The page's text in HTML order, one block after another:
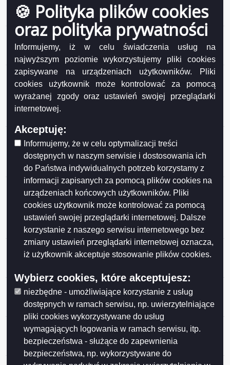
🍪 Polityka plików cookies
oraz polityka prywatności
Informujemy, iż w celu świadczenia usług na
najwyższym poziomie wykorzystujemy pliki cookies
zapisywane na urządzeniach użytkowników. Pliki
cookies użytkownik może kontrolować za pomocą
wyrażanej zgody oraz ustawień swojej przeglądarki
internetowej.
Akceptuję:
Informujemy, że w celu optymalizacji treści
dostępnych w naszym serwisie i dostosowania ich
do Państwa indywidualnych potrzeb korzystamy z
informacji zapisanych za pomocą plików cookies na
urządzeniach końcowych użytkowników. Pliki
cookies użytkownik może kontrolować za pomocą
ustawień swojej przeglądarki internetowej. Dalsze
korzystanie z naszego serwisu internetowego bez
zmiany ustawień przeglądarki internetowej oznacza,
iż użytkownik akceptuje stosowanie plików cookies.
Wybierz cookies, które akceptujesz:
niezbędne - umożliwiające korzystanie z usług
dostępnych w ramach serwisu, np. uwierzytelniające
pliki cookies wykorzystywane do usług
wymagających logowania w ramach serwisu, itp.
bezpieczeństwa - służące do zapewnienia
bezpieczeństwa, np. wykorzystywane do
przeznaczonych do sprzedaży w drodze
bezprzetargowej na rzecz najemców.
Ogłoszenie z dnia 2026-05-28 Wykaz nr 11/2026
nieruchomości stanowiących własność Gminy Miasta
Suwałki przeznaczonych do najmu i dzierżawy.
Ogłoszenie z dnia 2026-05-27 Wykaz nieruchomości
stanowiących własność Miasta Suwałk
przeznaczonych do sprzedaży w drodze
bezprzetargowej na rzecz dotychczasowego
Ogłoszenie z dnia 2026-05-27 Wykaz nieruchomości
stanowiącej własność Miasta Suwałk przeznaczonej
do sprzedaży w drodze bezprzetargowej (działka nr
23648/16).
Ogłoszenie z dnia 2026-05-26 Ogłoszenie o II
przetargu ustnym nieograniczonym, działki nr
31946/20, 31946/21, 31946/22, 31946/23, 31946/24,
31946/25, 31946/26, położone w Obrębie nr 7 w
Suwałkach.
Ogłoszenie z dnia 2026-05-26 Ogłoszenie o III
przetargu ustnym nieograniczonym, działka nr
Ogłoszenie z dnia 2026-05-26 Ogłoszenie o IV
przetargu ustnym nieograniczonym, działka nr 35388,
położona w Obrębie nr 7 w Suwałkach.
Ogłoszenie z dnia 2026-05-26 Ogłoszenie o IV
przetargu ustnym nieograniczonym, działka nr 35378,
położona w Obrębie nr 7 w Suwałkach.